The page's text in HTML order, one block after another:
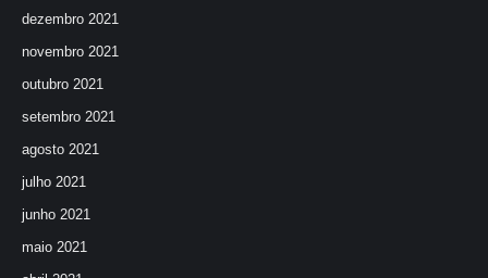
dezembro 2021
novembro 2021
outubro 2021
setembro 2021
agosto 2021
julho 2021
junho 2021
maio 2021